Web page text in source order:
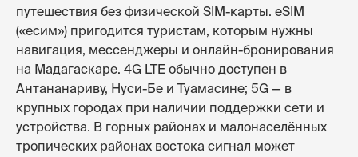
путешествия без физической SIM-карты. eSIM
(«есим») пригодится туристам, которым нужны
навигация, мессенджеры и онлайн-бронирования
на Мадагаскаре. 4G LTE обычно доступен в
Антананариву, Нуси-Бе и Туамасине; 5G — в
крупных городах при наличии поддержки сети и
устройства. В горных районах и малонаселённых
тропических районах востока сигнал может